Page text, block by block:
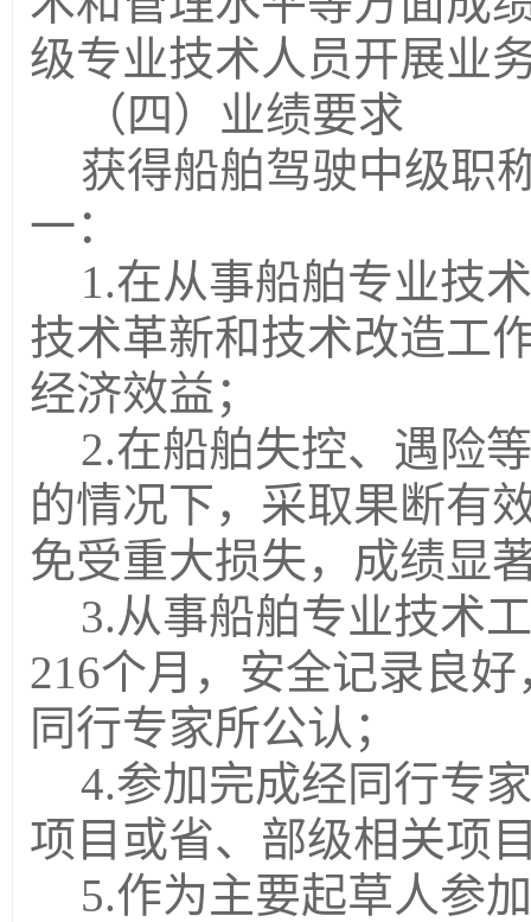
级专业技术人员开展业
（四）业绩要求
获得船舶驾驶中级职
一：
1.在从事船舶专业技
技术革新和技术改造工
经济效益；
2.在船舶失控、遇险
的情况下，采取果断有
免受重大损失，成绩显
3.从事船舶专业技术
216个月，安全记录良
同行专家所公认；
4.参加完成经同行专
项目或省、部级相关项
5.作为主要起草人参